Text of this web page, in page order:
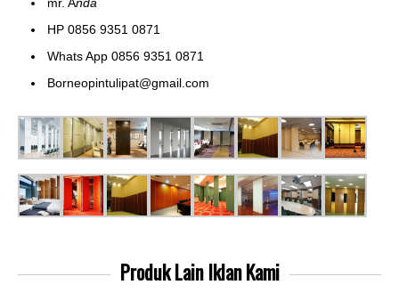
HP 0856 9351 0871
Whats App 0856 9351 0871
Borneopintulipat@gmail.com
Produk LainIklan Kami